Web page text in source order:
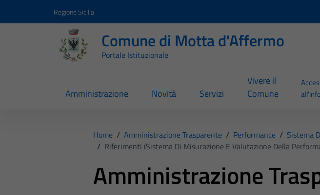
Regione Sicilia
Comune di Motta d'Affermo
Portale Istituzionale
Amministrazione Novità Servizi
Vivere il
Comune
Home / Amministrazione Trasparente / Performance / Sistema
/ Riferimenti (Sistema Di Misurazione E Valutazione Della
Amministrazione